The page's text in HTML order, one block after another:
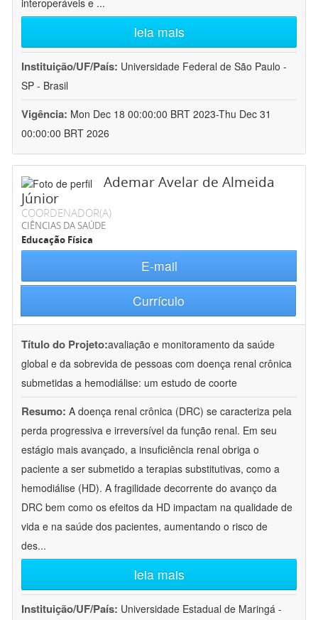
interoperáveis e ...
leia mais
Instituição/UF/País: Universidade Federal de São Paulo -
SP - Brasil
Vigência: Mon Dec 18 00:00:00 BRT 2023-Thu Dec 31
00:00:00 BRT 2026
Ademar Avelar de Almeida
Júnior
COORDENADOR(A)
CIÊNCIAS DA SAÚDE
Educação Física
E-mail
Currículo
Título do Projeto:avaliação e monitoramento da saúde
global e da sobrevida de pessoas com doença renal crônica
submetidas a hemodiálise: um estudo de coorte
Resumo: A doença renal crônica (DRC) se caracteriza pela
perda progressiva e irreversível da função renal. Em seu
estágio mais avançado, a insuficiência renal obriga o
paciente a ser submetido a terapias substitutivas, como a
hemodiálise (HD). A fragilidade decorrente do avanço da
DRC bem como os efeitos da HD impactam na qualidade de
vida e na saúde dos pacientes, aumentando o risco de
des...
leia mais
Instituição/UF/País: Universidade Estadual de Maringá -